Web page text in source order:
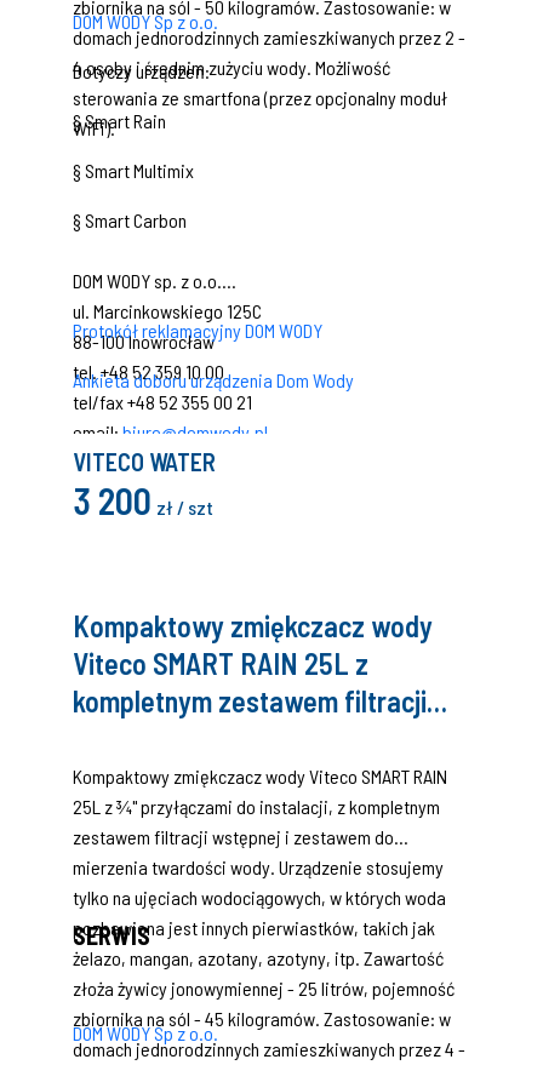
zbiornika na sól - 50 kilogramów. Zastosowanie: w
domach jednorodzinnych zamieszkiwanych przez 2 -
4 osoby i średnim zużyciu wody. Możliwość
sterowania ze smartfona (przez opcjonalny moduł
WiFi).
DOM WODY Sp z o.o.
Dotyczy urządzeń:
§ Smart Rain
§ Smart Multimix
§ Smart Carbon
DOM WODY sp. z o.o.
ul. Marcinkowskiego 125C
88-100 Inowrocław
tel. +48 52 359 10 00
tel/fax +48 52 355 00 21
email: biuro@domwody.pl
Protokół reklamacyjny DOM WODY
Ankieta doboru urządzenia Dom Wody
VITECO WATER
3 200 zł / szt
Kompaktowy zmiękczacz wody
Viteco SMART RAIN 25L z
kompletnym zestawem filtracji
twardości wody
Kompaktowy zmiękczacz wody Viteco SMART RAIN
25L z ¾" przyłączami do instalacji, z kompletnym
zestawem filtracji wstępnej i zestawem do
mierzenia twardości wody. Urządzenie stosujemy
tylko na ujęciach wodociągowych, w których woda
pozbawiona jest innych pierwiastków, takich jak
żelazo, mangan, azotany, azotyny, itp. Zawartość
złoża żywicy jonowymiennej - 25 litrów, pojemność
zbiornika na sól - 45 kilogramów. Zastosowanie: w
domach jednorodzinnych zamieszkiwanych przez 4 -
SERWIS
DOM WODY Sp z o.o.